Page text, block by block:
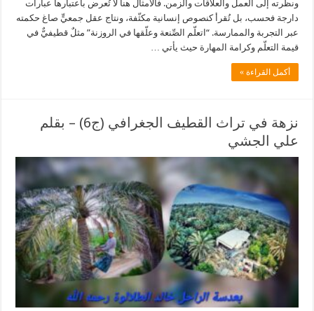
ونظرته إلى العمل والعلاقات والزمن. فالأمثال هنا لا تُعرض باعتبارها عبارات
دارجة فحسب، بل تُقرأ كنصوص إنسانية مكثّفة، ونتاج عقل جمعيٍّ صاغ حكمته
عبر التجربة والممارسة. “اتعلّم الصِّنعة وعلّقها في الروزنة” مثلٌ قطيفيٌّ في
قيمة التعلّم وكرامة المهارة حيث يأتي …
أكمل القراءة »
نزهة في تراث القطيف الجغرافي (ج6) – بقلم
علي الجشي